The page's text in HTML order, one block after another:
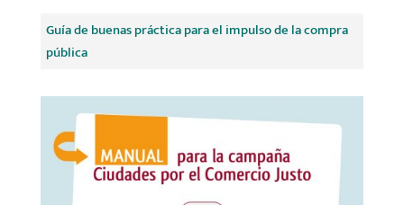
Guía de buenas práctica para el impulso de la compra
pública